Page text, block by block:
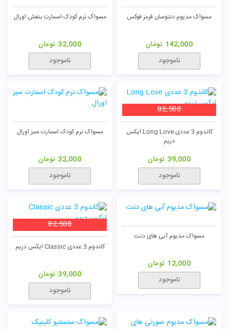
مسواک مدیوم دنتوسان قرمز فوکس
142,000 تومان
ناموجود
مسواک نرم کودک اسمارت بنفش اورال
32,000 تومان
ناموجود
کاندوم 3 عددی Long Love ایکس
دریم
82,500
39,000 تومان
ناموجود
مسواک نرم کودک اسمارت سبز اورال
32,000 تومان
ناموجود
مسواک مدیوم آبی های دنت
12,000 تومان
ناموجود
کاندوم 3 عددی Classic ایکس دریم
82,500
39,000 تومان
ناموجود